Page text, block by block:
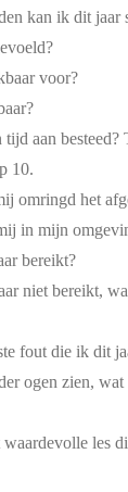
kan ik dit jaar
voor?
aan besteed?
10.
omringd het
in mijn
bereikt?
niet bereikt,
fout die ik dit
ogen zien,
waardevolle les